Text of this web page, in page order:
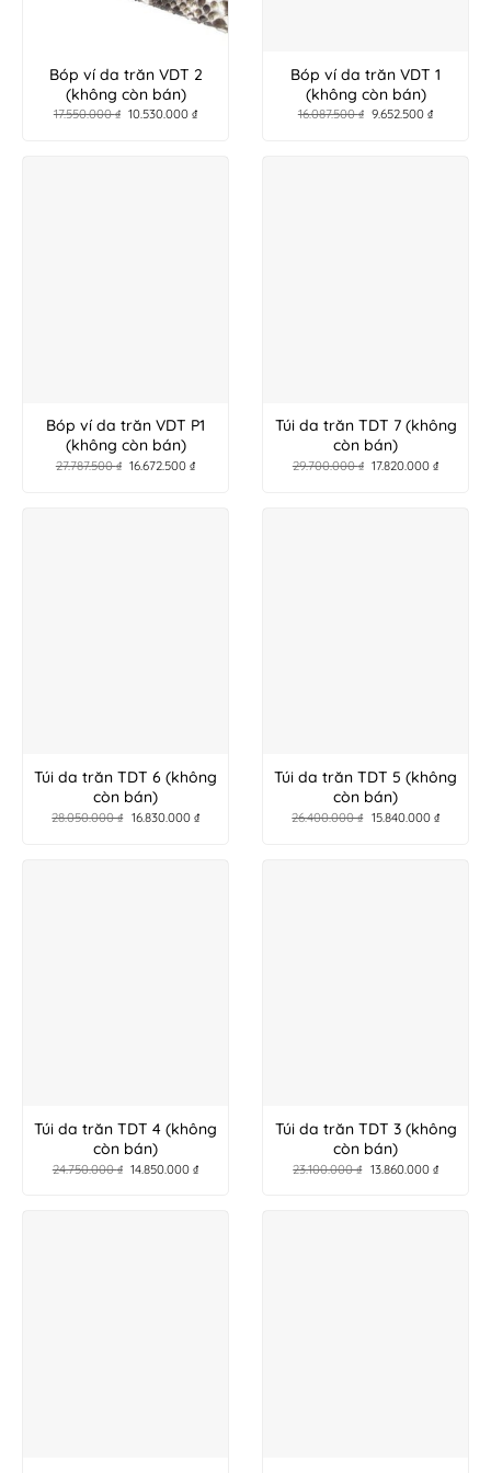
Bóp ví da trăn VDT 2
(không còn bán)
17.550.000₫ 10.530.000₫
Bóp ví da trăn VDT 1
(không còn bán)
16.087.500₫ 9.652.500₫
Bóp ví da trăn VDT P1
(không còn bán)
27.787.500₫ 16.672.500₫
Túi da trăn TDT 7 (không
còn bán)
29.700.000₫ 17.820.000₫
Túi da trăn TDT 6 (không
còn bán)
28.050.000₫ 16.830.000 ₫
Túi da trăn TDT 5 (không
còn bán)
26.400.000₫ 15.840.000 ₫
Túi da trăn TDT 4 (không
còn bán)
24.750.000₫ 14.850.000₫
Túi da trăn TDT 3 (không
còn bán)
23.100.000₫ 13.860.000 ₫